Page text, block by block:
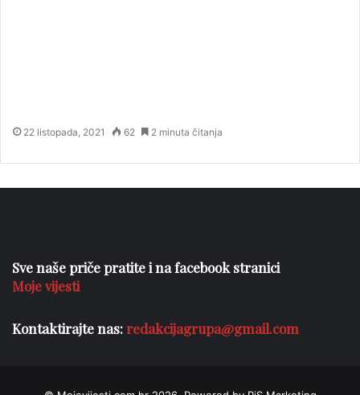
22 listopada, 2021 62 2 minuta čitanja
Sve naše priče pratite i na facebook stranici
Moje vijesti
Kontaktirajte nas:redakcijagrupa@gmail.com